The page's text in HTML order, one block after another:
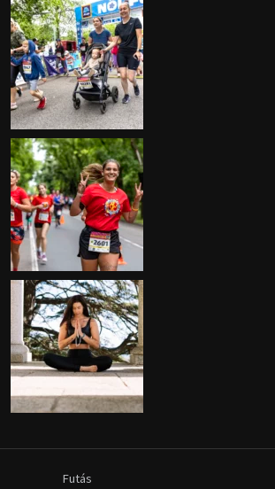
Futás